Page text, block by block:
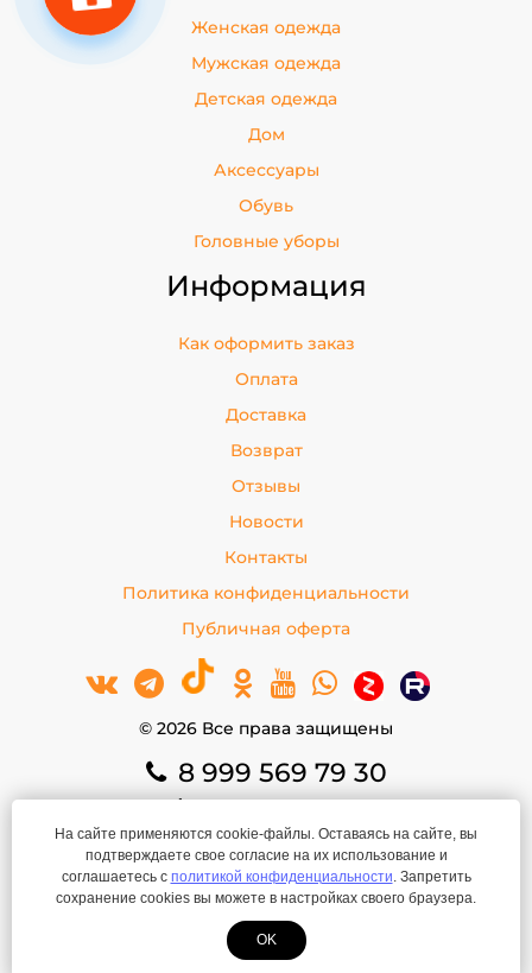
Женская одежда
Мужская одежда
Детская одежда
Дом
Аксессуары
Обувь
Головные уборы
Информация
Как оформить заказ
Оплата
Доставка
Возврат
Отзывы
Новости
Контакты
Политика конфиденциальности
Публичная оферта
© 2026 Все права защищены
8 999 569 79 30
8 999 569 79 30
basko.rk@yandex.ru
ИП Покрышкина Е.В.
ИНН: 666301737001
ОГРНИП: 308667314400067
Создание сайта
—
На сайте применяются cookie-файлы. Оставаясь на сайте, вы
подтверждаете свое согласие на их использование и
соглашаетесь с политикой конфиденциальности. Запретить
сохранение cookies вы можете в настройках своего браузера.
OK